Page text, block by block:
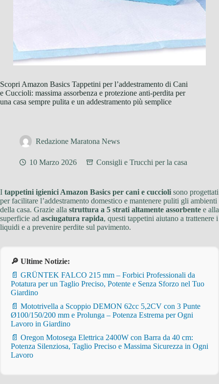
Scopri Amazon Basics Tappetini per l’addestramento di Cani
e Cuccioli: massima assorbenza e protezione anti-perdita per
una casa sempre pulita e un addestramento più semplice
Redazione Maratona News
10 Marzo 2026 Consigli e Trucchi per la casa
I tappetini igienici Amazon Basics per cani e cuccioli sono progettati
per facilitare l’addestramento domestico e mantenere puliti gli ambienti
della casa. Grazie alla struttura a 5 strati altamente assorbente e alla
superficie ad asciugatura rapida, questi tappetini aiutano a trattenere i
liquidi e a prevenire perdite sul pavimento.
🔎 Ultime Notizie:
📄 GRÜNTEK FALCO 215 mm – Forbici Professionali da
Potatura per un Taglio Preciso, Potente e Senza Sforzo nel Tuo
Giardino
📄 Mototrivella a Scoppio DEMON 62cc 5,2CV con 3 Punte
Ø100/150/200 mm e Prolunga – Potenza Estrema per Ogni
Lavoro in Giardino
📄 Oregon Motosega Elettrica 2400W con Barra da 40 cm:
Potenza Silenziosa, Taglio Preciso e Massima Sicurezza in Ogni
Lavoro